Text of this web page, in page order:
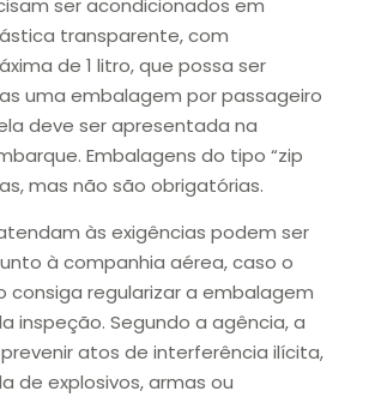
ser acondicionados em
transparente, com
de 1 litro, que possa ser
uma embalagem por passageiro
deve ser apresentada na
Embalagens do tipo “zip
mas não são obrigatórias.
às exigências podem ser
à companhia aérea, caso o
consiga regularizar a embalagem
inspeção. Segundo a agência, a
atos de interferência ilícita,
de explosivos, armas ou